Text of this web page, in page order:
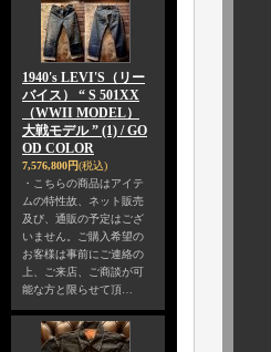
1940's LEVI'S（リー
バイス） “ S 501XX
（WWII MODEL）
大戦モデル ” (1) / GO
OD COLOR
7,576,800円(税込)
・こちらの商品はアイテ
ムの特性故、ネット販売
及び、通販の予定はござ
いません。ご購入希望の
お客様は事前にご連絡の
上、ご来店、ご商談が可
能な方と限らせて頂…